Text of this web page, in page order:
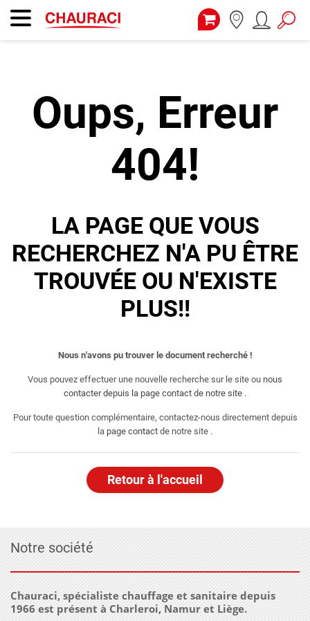
Oups, Erreur
404!
LA PAGE QUE VOUS
RECHERCHEZ N'A PU ÊTRE
TROUVÉE OU N'EXISTE
PLUS!!
Nous n'avons pu trouver le document recherché !
Vous pouvez effectuer une nouvelle recherche sur le site ou nous
contacter depuis la page contact de notre site .
Pour toute question complémentaire, contactez-nous directement depuis
la page contact de notre site .
Retour à l'accueil
Notre société
Chauraci, spécialiste chauffage et sanitaire depuis
1966 est présent à Charleroi, Namur et Liège.